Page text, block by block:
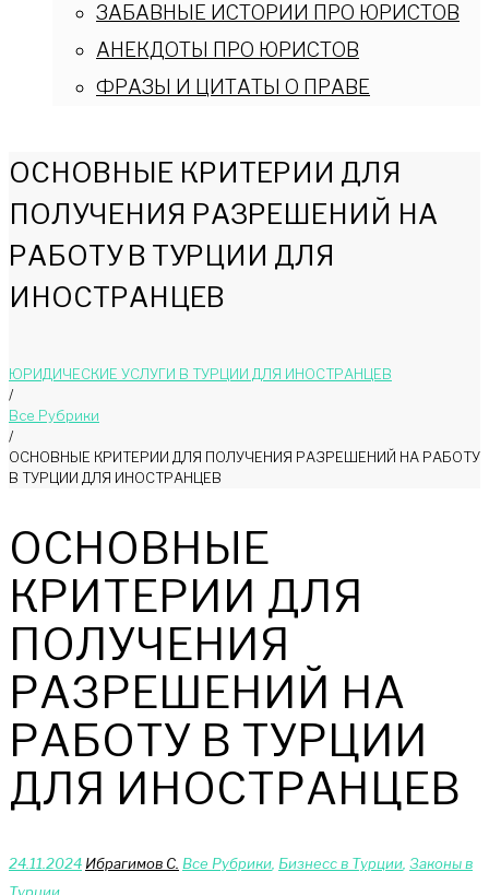
ЗАБАВНЫЕ ИСТОРИИ ПРО ЮРИСТОВ
АНЕКДОТЫ ПРО ЮРИСТОВ
ФРАЗЫ И ЦИТАТЫ О ПРАВЕ
ОСНОВНЫЕ КРИТЕРИИ ДЛЯ
ПОЛУЧЕНИЯ РАЗРЕШЕНИЙ НА
РАБОТУ В ТУРЦИИ ДЛЯ
ИНОСТРАНЦЕВ
ЮРИДИЧЕСКИЕ УСЛУГИ В ТУРЦИИ ДЛЯ ИНОСТРАНЦЕВ
/
Bce Pyбрики
/
ОСНОВНЫЕ КРИТЕРИИ ДЛЯ ПОЛУЧЕНИЯ РАЗРЕШЕНИЙ НА РАБОТУ
В ТУРЦИИ ДЛЯ ИНОСТРАНЦЕВ
ОСНОВНЫЕ
КРИТЕРИИ ДЛЯ
ПОЛУЧЕНИЯ
РАЗРЕШЕНИЙ НА
РАБОТУ В ТУРЦИИ
ДЛЯ ИНОСТРАНЦЕВ
24.11.2024 Ибрагимов С. Bce Pyбрики Бизнесс в Турции Законы в